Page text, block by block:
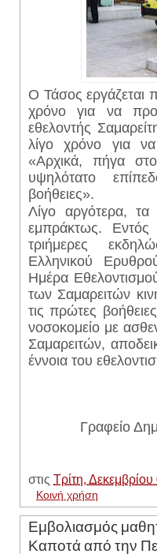
Ο Τάσος εργάζεται
χρόνο για να
εθελοντής
λίγο χρόνο για
«Αρχικά, πήγα
υψηλότατο
βοήθειες».
Λίγο αργότερα, τα
εμπράκτως. Εντός
τριήμερες
Ελληνικού
Ημέρα
των Σαμαρειτών
τις πρώτες
νοσοκομείο με
Σαμαρειτών,
έννοια του
Γραφείο
στις Τρίτη,
Κοινή χρήση
Εμβολιασμός
Καποτά από την